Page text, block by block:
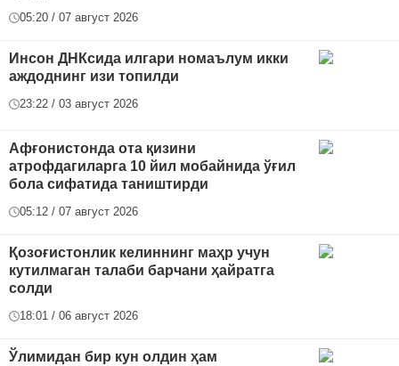
05:20 / 07 август 2026
Инсон ДНКсида илгари номаълум икки
аждоднинг изи топилди
23:22 / 03 август 2026
Афғонистонда ота қизини
атрофдагиларга 10 йил мобайнида ўғил
бола сифатида таништирди
05:12 / 07 август 2026
Қозоғистонлик келиннинг маҳр учун
кутилмаган талаби барчани ҳайратга
солди
18:01 / 06 август 2026
Ўлимидан бир кун олдин ҳам